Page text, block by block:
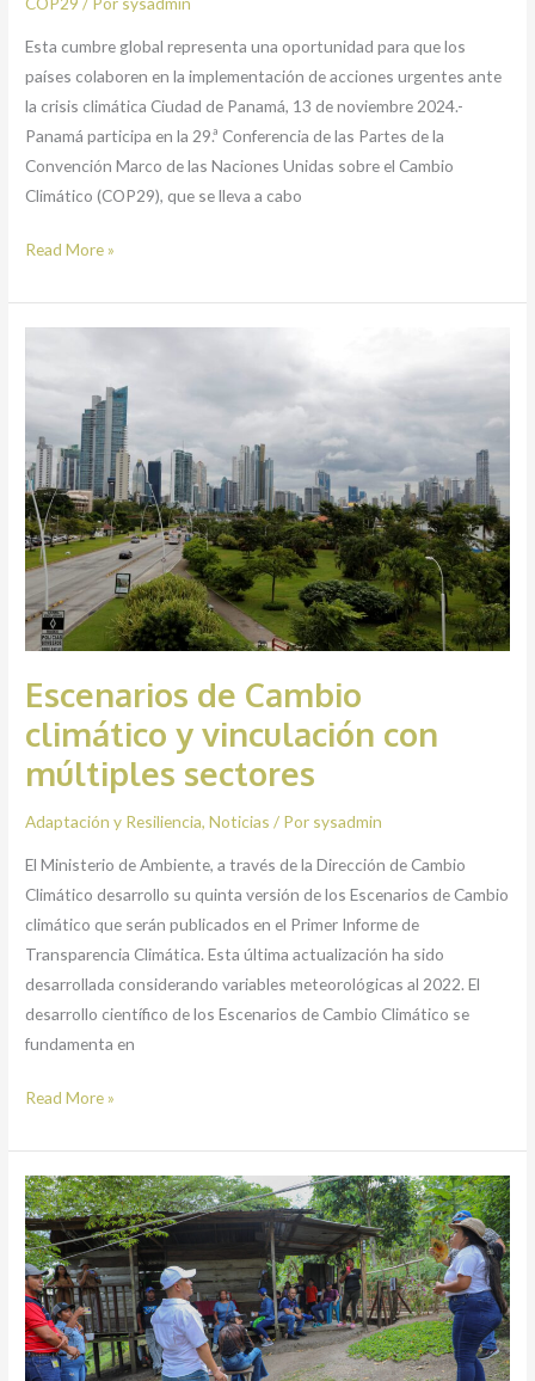
Esta cumbre global representa una oportunidad para que los
países colaboren en la implementación de acciones urgentes ante
la crisis climática Ciudad de Panamá, 13 de noviembre 2024.-
Panamá participa en la 29.ª Conferencia de las Partes de la
Convención Marco de las Naciones Unidas sobre el Cambio
Climático (COP29), que se lleva a cabo
Read More »
Escenarios de Cambio
climático y vinculación con
múltiples sectores
Adaptación y Resiliencia,Noticias / Por sysadmin
El Ministerio de Ambiente, a través de la Dirección de Cambio
Climático desarrollo su quinta versión de los Escenarios de Cambio
climático que serán publicados en el Primer Informe de
Transparencia Climática. Esta última actualización ha sido
desarrollada considerando variables meteorológicas al 2022. El
desarrollo científico de los Escenarios de Cambio Climático se
fundamenta en
climático
y
vinculación
con
múltiples
sectores
Read More »
Cuba
y
Panamá
intercambian
experiencias
en
adaptación